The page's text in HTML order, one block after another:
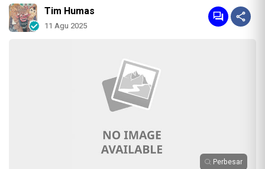
Tim Humas
11 Agu 2025
Perbesar